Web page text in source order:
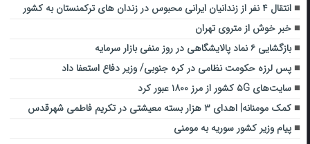
انتقال ۴ نفر از زندانیان ایرانی محبوس در زندان های ترکمنستان به کشور
خبر خوش از متروی تهران
بازگشایی ۶ نماد پالایشگاهی در روز منفی بازار سرمایه
پس لرزه حکومت نظامی در کره جنوبی/ وزیر دفاع استعفا داد
سایت‌های ۵G کشور از مرز ۱۸۰۰ عبور کرد
کمک مومنانه| اهدای ۳ هزار بسته معیشتی در تکریم فاطمی شهرقدس
پیام وزیر کشور سوریه به مومنی